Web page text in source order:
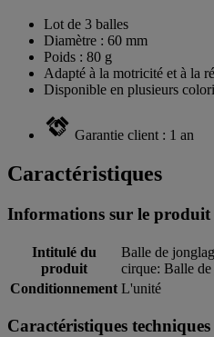
Lot de 3 balles
Diamètre : 60 mm
Poids : 80 g
Adapté à la motricité et à la
Disponible en plusieurs
Garantie client : 1 an
Caractéristiques
Informations sur le produit
Intitulé du
produit
Balle de
cirque: Balle
Conditionnement L'unité
Caractéristiques techniques